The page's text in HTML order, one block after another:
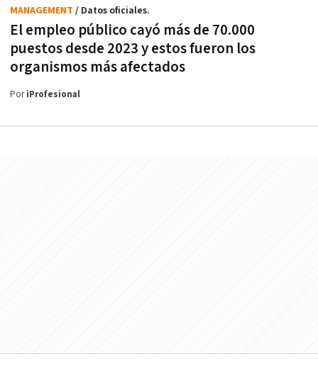
El empleo público cayó más de 70.000
puestos desde 2023 y estos fueron los
organismos más afectados
MANAGEMENT / Datos oficiales.
PoriProfesional